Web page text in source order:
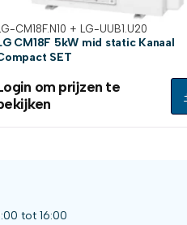
CM18F.N10 + LG-UUB1.U20
CM18F 5kW mid static Kanaal
SET
om prijzen te
tot 16:00